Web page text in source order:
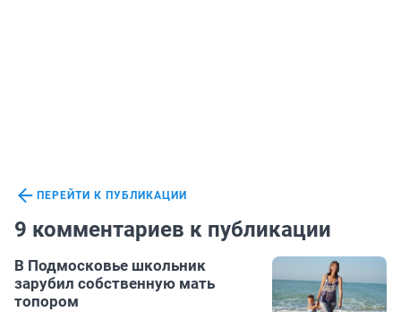
ПЕРЕЙТИ К ПУБЛИКАЦИИ
9 комментариев к публикации
В Подмосковье школьник
зарубил собственную мать
топором